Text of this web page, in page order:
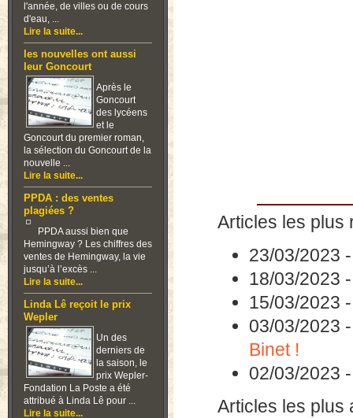
l'année, de villes ou de cours
d'eau, ...
Lire la suite...
les nouvelles ont aussi
leur Goncourt
Après le
Goncourt
des lycéens
et le
Goncourt du premier roman,
la sélection du Goncourt de la
nouvelle ...
Lire la suite...
PPDA : des ventes
plagiées ?
PPDA aussi bien que
Hemingway ? Les chiffres des
ventes de Hemingway, la vie
jusqu’à l’excès ...
Lire la suite...
Linda Lê reçoit le prix
Wepler
Un des
derniers de
la saison, le
prix Wepler-
Fondation La Poste a été
attribué à Linda Lê pour ...
Lire la suite...
Articles les plus
23/03/2023
18/03/2023
15/03/2023
03/03/2023
Binet !
02/03/2023
Articles les plus